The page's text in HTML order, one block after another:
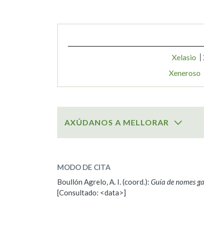
Xelasio
Xeneroso
AXÚDANOS A MELLORAR
Xende
ESCOLLE UNHA OPCIÓN:
MODO DE CITA
Boullón Agrelo, A. I. (coord.): Guía de nomes
[Consultado: <data>]